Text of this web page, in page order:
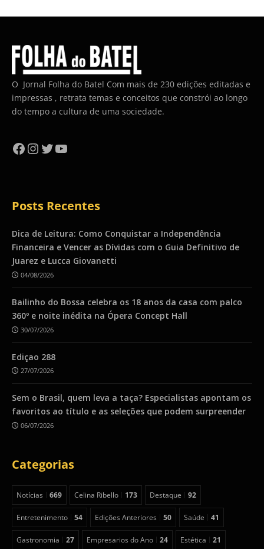
O Jornal Folha do Batel Com mais de 230 edições editadas e
impressas , retrata temas e conceitos que constrói ao longo
do tempo a cultura de uma sociedade.
Facebook
Instagram
Twitter
YouTube
Posts Recentes
Dica de Leitura: Como Conquistar a Independência
Financeira e Vencer as Dívidas com o Guia Definitivo de
Juarez e Lucca Giovanetti
04/08/2026
Bailinho do Bossa celebra os 18 anos da casa com palco
360º e noite inédita na Ópera Concept Hall
30/07/2026
Ediçao 288
27/07/2026
Sem o Brasil, quem leva a taça? Especialistas apontam os
favoritos ao título e as seleções que podem surpreender
06/07/2026
Categorias
Notícias 669 Celina Ribello 173 Destaque 92
Entretenimento 54 Edições Anteriores 50 Saúde 41
Gastronomia 27 Empresarios do Ano 24 Estética 21